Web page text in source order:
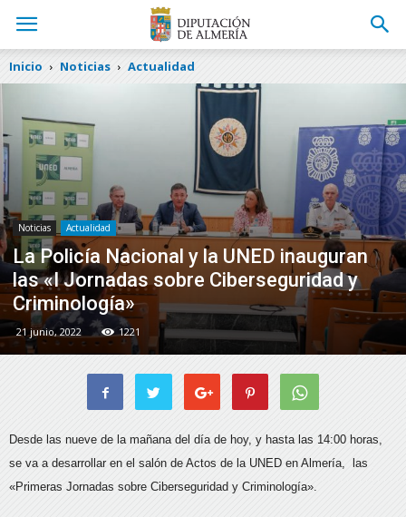
Inicio Noticias Actualidad
Noticias Actualidad
La Policía Nacional y la UNED inauguran
las «I Jornadas sobre Ciberseguridad y
Criminología»
21 junio, 2022 1221
Desde las nueve de la mañana del día de hoy, y hasta las 14:00 horas,
se va a desarrollar en el salón de Actos de la UNED en Almería, las
«Primeras Jornadas sobre Ciberseguridad y Criminología».